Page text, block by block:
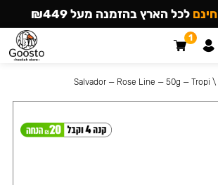
\
Salvador — Rose Line — 50g — Tropi
חינם לכל הארץ בהזמנה מעל ₪449
1